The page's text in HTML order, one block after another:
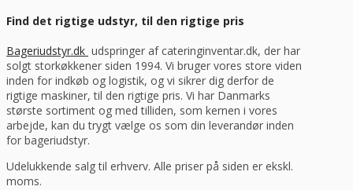
Find det rigtige udstyr, til den rigtige pris
Bageriudstyr.dk udspringer af cateringinventar.dk, der har
solgt storkøkkener siden 1994. Vi bruger vores store viden
inden for indkøb og logistik, og vi sikrer dig derfor de
rigtige maskiner, til den rigtige pris. Vi har Danmarks
største sortiment og med tilliden, som kernen i vores
arbejde, kan du trygt vælge os som din leverandør inden
for bageriudstyr.
Udelukkende salg til erhverv. Alle priser på siden er ekskl.
moms.